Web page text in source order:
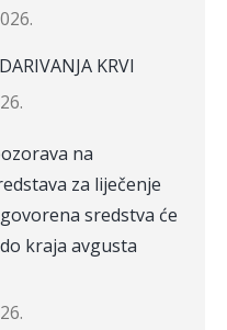
KRVI
na
za liječenje
sredstva će
kraja avgusta